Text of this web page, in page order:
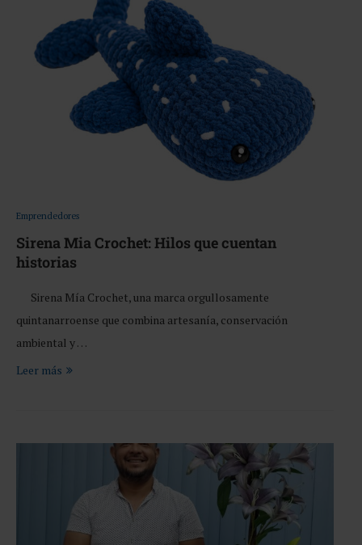
Emprendedores
Sirena Mia Crochet: Hilos que cuentan
historias
Sirena Mía Crochet, una marca orgullosamente
quintanarroense que combina artesanía, conservación
ambiental y …
Leer más